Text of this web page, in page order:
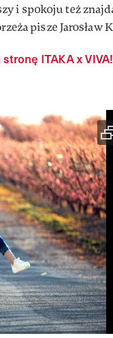
i spokoju też
pisze Jarosław
ITAKA x VIVA!